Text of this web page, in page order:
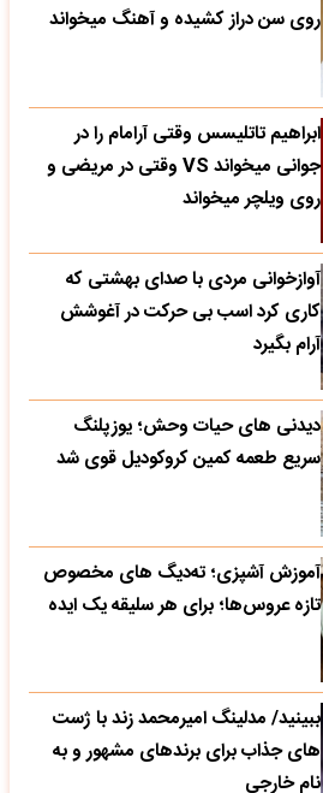
روی سن دراز کشیده و آهنگ میخواند
ابراهیم تاتلیسس وقتی آرامام را در
جوانی میخواند VS وقتی در مریضی و
روی ویلچر میخواند
آوازخوانی مردی با صدای بهشتی که
کاری کرد اسب بی حرکت در آغوشش
آرام بگیرد
دیدنی های حیات وحش؛ یوزپلنگ
سریع طعمه کمین کروکودیل قوی شد
آموزش آشپزی؛ ته‌دیگ‌ های مخصوص
تازه‌ عروس‌ها؛ برای هر سلیقه یک ایده
ببینید/ مدلینگ امیرمحمد زند با ژست
های جذاب برای برندهای مشهور و به
نام خارجی